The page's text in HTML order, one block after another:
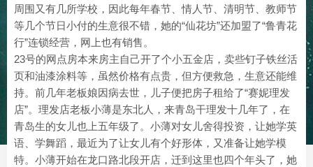
周围又有几所学校，因此每年春节、情人节、清明节、教师节
等几个节日小付的生意很不错，她的“仙花坊”还加盟了“鲁青花
行”连锁经营，网上也有销售。
23号的网点房本来房主自己开了个小五金店，卖些钉子铁丝活
页和油漆涂料等，虽然价格有点贵，但方便救急，生意还能维
持。前几年老板娘因病去世，儿子便把房子租给了“赛妮理发
店”。理发店老板小薄是东北人，来青岛干理发十几年了，在
青岛生的女儿也上五年级了。小薄对女儿舍得投资，让她学英
语、学舞蹈，最近为了让女儿有个好形体，又准备让她学模
特。小薄开始在龙口路北段开店，迁到这里也四个年头了，她